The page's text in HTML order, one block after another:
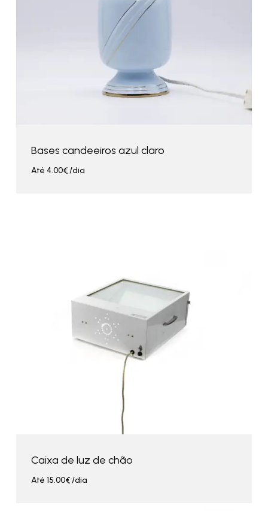
Bases candeeiros azul claro
Até 4.00€/dia
Caixa de luz de chão
Até 15.00€/dia